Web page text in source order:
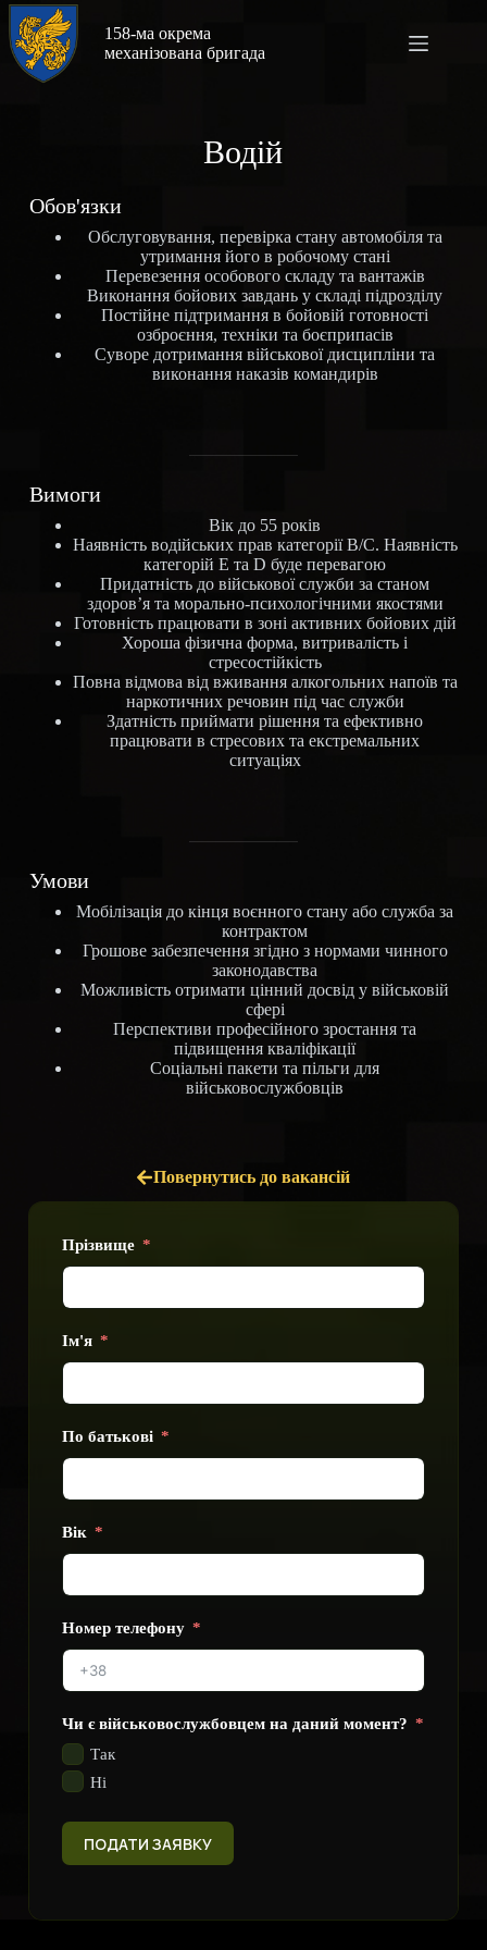
158-ма окрема
механізована бригада
Водій
Обов'язки
Обслуговування, перевірка стану автомобіля та
утримання його в робочому стані
Перевезення особового складу та вантажів
Виконання бойових завдань у складі підрозділу
Постійне підтримання в бойовій готовності
озброєння, техніки та боєприпасів
Суворе дотримання військової дисципліни та
виконання наказів командирів
Вимоги
Вік до 55 років
Наявність водійських прав категорії В/С. Наявність
категорій E та D буде перевагою
Придатність до військової служби за станом
здоров’я та морально-психологічними якостями
Готовність працювати в зоні активних бойових дій
Хороша фізична форма, витривалість і
стресостійкість
Повна відмова від вживання алкогольних напоїв та
наркотичних речовин під час служби
Здатність приймати рішення та ефективно
працювати в стресових та екстремальних
ситуаціях
Умови
Мобілізація до кінця воєнного стану або служба за
контрактом
Грошове забезпечення згідно з нормами чинного
законодавства
Можливість отримати цінний досвід у військовій
сфері
Перспективи професійного зростання та
підвищення кваліфікації
Соціальні пакети та пільги для
військовослужбовців
Повернутись до вакансій
Прізвище
Ім'я
По батькові
Вік
Номер телефону
Чи є військовослужбовцем на даний момент?
Так
Ні
ПОДАТИ ЗАЯВКУ